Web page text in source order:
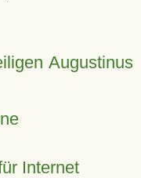
Augustinus
Internet